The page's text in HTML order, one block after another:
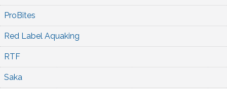
ProBites
Red Label Aquaking
RTF
Saka